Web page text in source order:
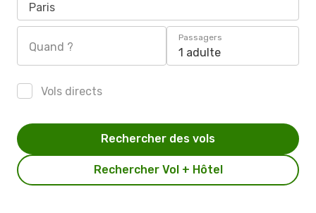
Paris
Quand ?
Passagers
1 adulte
Vols directs
Rechercher Vol + Hôtel
Rechercher des vols